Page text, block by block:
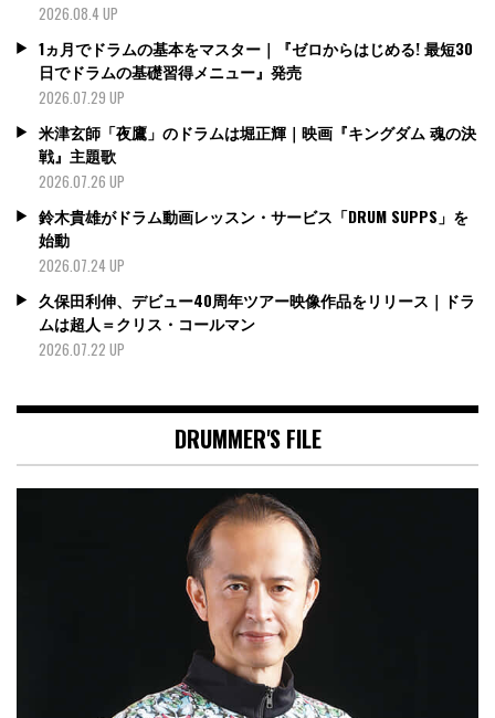
2026.08.4 UP
1ヵ月でドラムの基本をマスター｜『ゼロからはじめる! 最短30
日でドラムの基礎習得メニュー』発売
2026.07.29 UP
米津玄師「夜鷹」のドラムは堀正輝｜映画『キングダム 魂の決
戦』主題歌
2026.07.26 UP
鈴木貴雄がドラム動画レッスン・サービス「DRUM SUPPS」を
始動
2026.07.24 UP
久保田利伸、デビュー40周年ツアー映像作品をリリース｜ドラ
ムは超人＝クリス・コールマン
2026.07.22 UP
DRUMMER'S FILE